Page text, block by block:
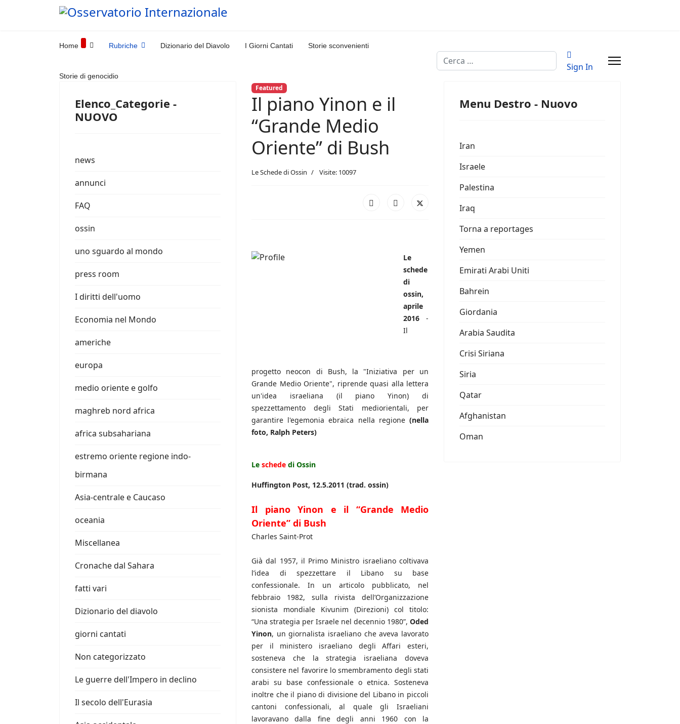
Home Rubriche Dizionario del Diavolo I Giorni Cantati Storie sconvenienti
Storie di genocidio
Cerca
Sign In
Elenco_Categorie -
NUOVO
news
annunci
FAQ
ossin
uno sguardo al mondo
press room
I diritti dell'uomo
Economia nel Mondo
americhe
europa
medio oriente e golfo
maghreb nord africa
africa subsahariana
estremo oriente regione indo-
birmana
Asia-centrale e Caucaso
oceania
Miscellanea
Cronache dal Sahara
fatti vari
Dizionario del diavolo
giorni cantati
Non categorizzato
Le guerre dell'Impero in declino
Il secolo dell'Eurasia
Featured
Il piano Yinon e il
“Grande Medio
Oriente” di Bush
Le Schede di Ossin Visite: 10097
Le
schede
di
ossin,
aprile
2016 -
Il
progetto neocon di Bush, la "Iniziativa per un
Grande Medio Oriente", riprende quasi alla lettera
un'idea israeliana (il piano Yinon) di
spezzettamento degli Stati mediorientali, per
garantire l'egemonia ebraica nella regione(nella
foto, Ralph Peters)
Le schede di Ossin
Huffington Post, 12.5.2011 (trad. ossin)
Il piano Yinon e il “Grande Medio
Oriente” di Bush
Charles Saint-Prot
Già dal 1957, il Primo Ministro israeliano coltivava
l’idea di spezzettare il Libano su base
confessionale. In un articolo pubblicato, nel
febbraio 1982, sulla rivista dell’Organizzazione
sionista mondiale Kivunim (Direzioni) col titolo:
“Una strategia per Israele nel decennio 1980”, Oded
Yinon, un giornalista israeliano che aveva lavorato
per il ministero israeliano degli Affari esteri,
sosteneva che la strategia israeliana doveva
consistere nel favorire lo smembramento degli stati
arabi su base confessionale o etnica. Sosteneva
inoltre che il piano di divisione del Libano in piccoli
cantoni confessionali, al quale gli Israeliani
lavoravano dalla fine degli anni 1960 con la
Menu Destro - Nuovo
Iran
Israele
Palestina
Iraq
Torna a reportages
Yemen
Emirati Arabi Uniti
Bahrein
Giordania
Arabia Saudita
Crisi Siriana
Siria
Qatar
Afghanistan
Oman